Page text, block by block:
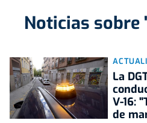
Noticias sobre
La
V-16:
de